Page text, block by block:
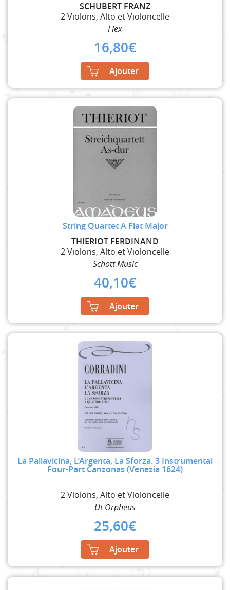
SCHUBERT FRANZ
2 Violons, Alto et Violoncelle
Flex
16,80€
Ajouter
String Quartet A Flat Major
THIERIOT FERDINAND
2 Violons, Alto et Violoncelle
Schott Music
40,10€
Ajouter
La Pallavicina, L’Argenta, La Sforza. 3 Instrumental
Four-Part Canzonas (Venezia 1624)
2 Violons, Alto et Violoncelle
Ut Orpheus
25,60€
Ajouter